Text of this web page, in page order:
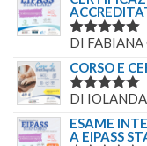
VALUTATO
DI FABIANA
CORSO E
VALUTATO
DI IOLANDA
ESAME
A EIPASS